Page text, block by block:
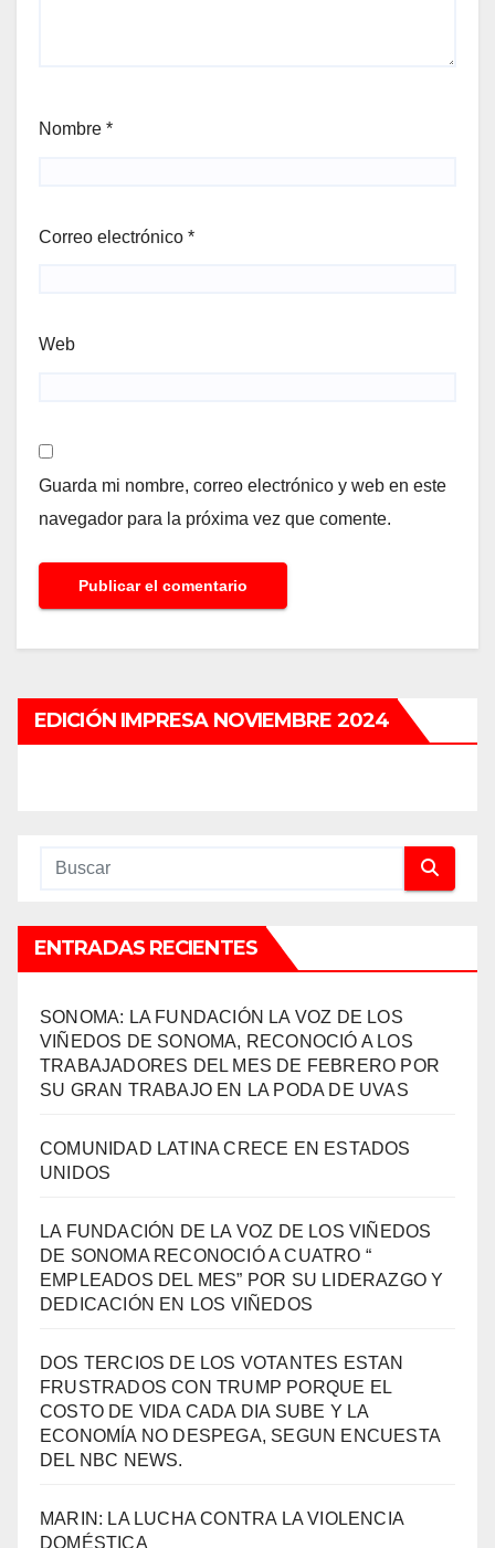
Nombre *
Correo electrónico *
Web
Guarda mi nombre, correo electrónico y web en este
navegador para la próxima vez que comente.
EDICIÓN IMPRESA NOVIEMBRE 2024
ENTRADAS RECIENTES
SONOMA: LA FUNDACIÓN LA VOZ DE LOS
VIÑEDOS DE SONOMA, RECONOCIÓ A LOS
TRABAJADORES DEL MES DE FEBRERO POR
SU GRAN TRABAJO EN LA PODA DE UVAS
COMUNIDAD LATINA CRECE EN ESTADOS
UNIDOS
LA FUNDACIÓN DE LA VOZ DE LOS VIÑEDOS
DE SONOMA RECONOCIÓ A CUATRO “
EMPLEADOS DEL MES” POR SU LIDERAZGO Y
DEDICACIÓN EN LOS VIÑEDOS
DOS TERCIOS DE LOS VOTANTES ESTAN
FRUSTRADOS CON TRUMP PORQUE EL
COSTO DE VIDA CADA DIA SUBE Y LA
ECONOMÍA NO DESPEGA, SEGUN ENCUESTA
DEL NBC NEWS.
MARIN: LA LUCHA CONTRA LA VIOLENCIA
DOMÉSTICA